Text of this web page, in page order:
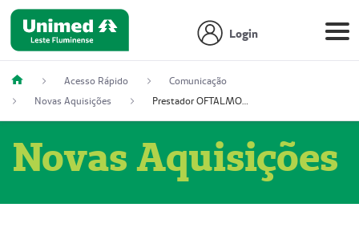
Login
Acesso Rápido
Comunicação
Novas Aquisições
Prestador OFTALMOCLÍNICA SÃO GONÇALO (55004164-2)
Novas Aquisições